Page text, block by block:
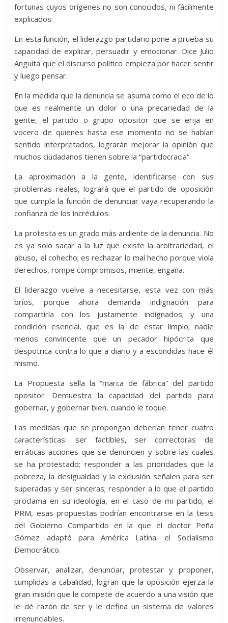
fortunas cuyos orígenes no son conocidos, ni fácilmente
explicados.
En esta función, el liderazgo partidario pone a prueba su
capacidad de explicar, persuadir y emocionar. Dice Julio
Anguita que el discurso político empieza por hacer sentir
y luego pensar.
En la medida que la denuncia se asuma como el eco de lo
que es realmente un dolor o una precariedad de la
gente, el partido o grupo opositor que se erija en
vocero de quienes hasta ese momento no se habían
sentido interpretados, lograrán mejorar la opinión que
muchos ciudadanos tienen sobre la “partidocracia”.
La aproximación a la gente, identificarse con sus
problemas reales, logrará que el partido de oposición
que cumpla la función de denunciar vaya recuperando la
confianza de los incrédulos.
La protesta es un grado más ardiente de la denuncia. No
es ya solo sacar a la luz que existe la arbitrariedad, el
abuso, el cohecho; es rechazar lo mal hecho porque viola
derechos, rompe compromisos, miente, engaña.
El liderazgo vuelve a necesitarse, esta vez con más
bríos, porque ahora demanda indignación para
compartirla con los justamente indignados; y una
condición esencial, que es la de estar limpio; nadie
menos convincente que un pecador hipócrita que
despotrica contra lo que a diario y a escondidas hace él
mismo.
La Propuesta sella la “marca de fábrica” del partido
opositor. Demuestra la capacidad del partido para
gobernar, y gobernar bien, cuando le toque.
Las medidas que se propongan deberían tener cuatro
características: ser factibles, ser correctoras de
erráticas acciones que se denuncien y sobre las cuales
se ha protestado; responder a las prioridades que la
pobreza, la desigualdad y la exclusión señalen para ser
superadas y ser sinceras; responder a lo que el partido
proclama en su ideología, en el caso de mi partido, el
PRM, esas propuestas podrían encontrarse en la tesis
del Gobierno Compartido en la que el doctor Peña
Gómez adaptó para América Latina: el Socialismo
Democrático.
Observar, analizar, denunciar, protestar y proponer,
cumplidas a cabalidad, logran que la oposición ejerza la
gran misión que le compete de acuerdo a una visión que
le dé razón de ser y le defina un sistema de valores
irrenunciables.